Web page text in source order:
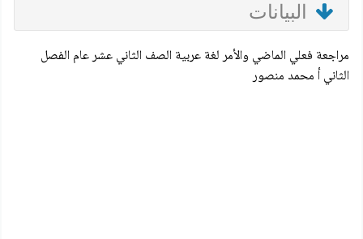
البيانات
مراجعة فعلي الماضي والأمر لغة عربية الصف الثاني عشر عام الفصل
الثاني أ محمد منصور